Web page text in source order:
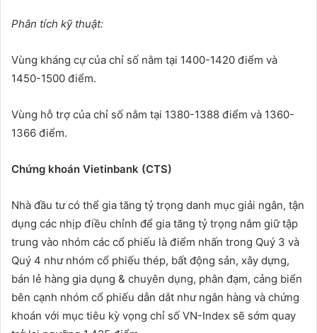
Phân tích kỹ thuật:
Vùng kháng cự của chỉ số nằm tại 1400-1420 điểm và
1450-1500 điểm.
Vùng hỗ trợ của chỉ số nằm tại 1380-1388 điểm và 1360-
1366 điểm.
Chứng khoán Vietinbank (CTS)
Nhà đầu tư có thể gia tăng tỷ trọng danh mục giải ngân, tận
dụng các nhịp điều chỉnh để gia tăng tỷ trọng nắm giữ tập
trung vào nhóm các cổ phiếu là điểm nhấn trong Quý 3 và
Quý 4 như nhóm cổ phiếu thép, bất động sản, xây dựng,
bán lẻ hàng gia dụng & chuyên dụng, phân đạm, cảng biển
bên cạnh nhóm cổ phiếu dẫn dắt như ngân hàng và chứng
khoán với mục tiêu kỳ vọng chỉ số VN-Index sẽ sớm quay